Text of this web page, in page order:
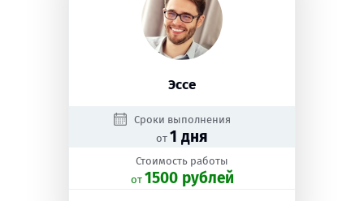
Эссе
Сроки выполнения
от 1 дня
Стоимость работы
oт 1500 рублей